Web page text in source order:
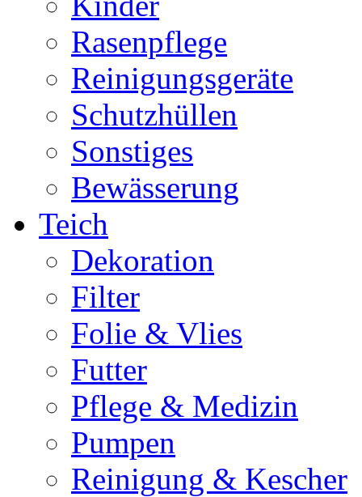
Rasenpflege
Reinigungsgeräte
Schutzhüllen
Sonstiges
Bewässerung
Teich
Dekoration
Filter
Folie & Vlies
Futter
Pflege & Medizin
Pumpen
Reinigung & Kescher